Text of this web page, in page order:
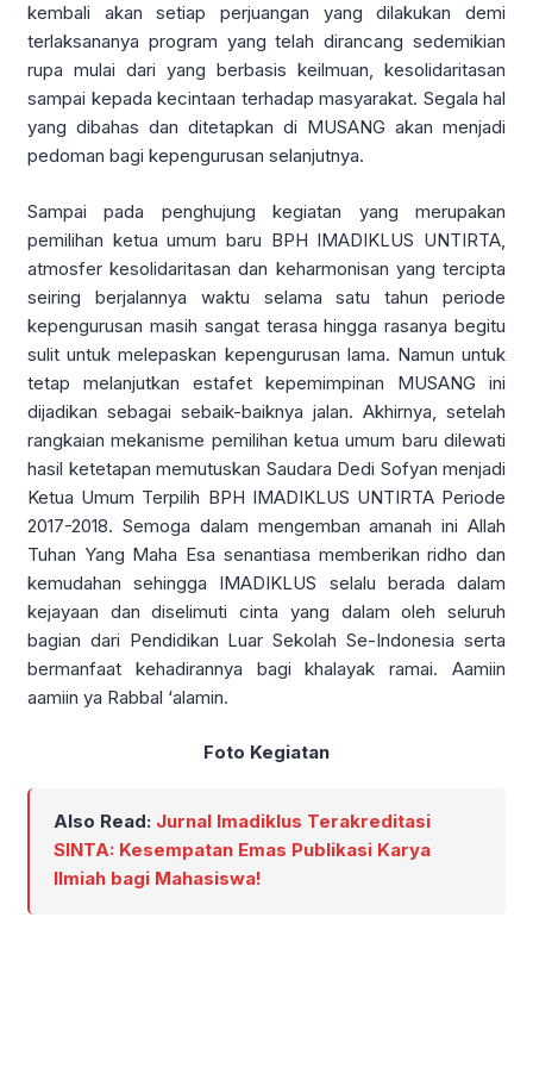
kembali akan setiap perjuangan yang dilakukan demi
terlaksananya program yang telah dirancang sedemikian
rupa mulai dari yang berbasis keilmuan, kesolidaritasan
sampai kepada kecintaan terhadap masyarakat. Segala hal
yang dibahas dan ditetapkan di MUSANG akan menjadi
pedoman bagi kepengurusan selanjutnya.
Sampai pada penghujung kegiatan yang merupakan
pemilihan ketua umum baru BPH IMADIKLUS UNTIRTA,
atmosfer kesolidaritasan dan keharmonisan yang tercipta
seiring berjalannya waktu selama satu tahun periode
kepengurusan masih sangat terasa hingga rasanya begitu
sulit untuk melepaskan kepengurusan lama. Namun untuk
tetap melanjutkan estafet kepemimpinan MUSANG ini
dijadikan sebagai sebaik-baiknya jalan. Akhirnya, setelah
rangkaian mekanisme pemilihan ketua umum baru dilewati
hasil ketetapan memutuskan Saudara Dedi Sofyan menjadi
Ketua Umum Terpilih BPH IMADIKLUS UNTIRTA Periode
2017-2018. Semoga dalam mengemban amanah ini Allah
Tuhan Yang Maha Esa senantiasa memberikan ridho dan
kemudahan sehingga IMADIKLUS selalu berada dalam
kejayaan dan diselimuti cinta yang dalam oleh seluruh
bagian dari Pendidikan Luar Sekolah Se-Indonesia serta
bermanfaat kehadirannya bagi khalayak ramai. Aamiin
aamiin ya Rabbal ‘alamin.
Foto Kegiatan
Also Read: Jurnal Imadiklus Terakreditasi
SINTA: Kesempatan Emas Publikasi Karya
Ilmiah bagi Mahasiswa!